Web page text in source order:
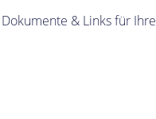
& Links für Ihre